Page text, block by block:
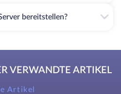
bereitstellen?
VERWANDTE ARTIKEL
Artikel